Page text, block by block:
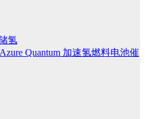
氢
Quantum 加速氢燃料电池催